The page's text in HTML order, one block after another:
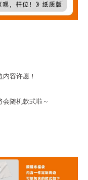
容许愿！
随机款式啦～